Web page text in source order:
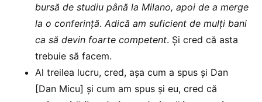
bursă de studiu până la Milano, apoi de a merge
la o conferință. Adică am suficient de mulți bani
ca să devin foarte competent. Și cred că asta
trebuie să facem.
Al treilea lucru, cred, așa cum a spus și Dan
[Dan Micu] și cum am spus și eu, cred că